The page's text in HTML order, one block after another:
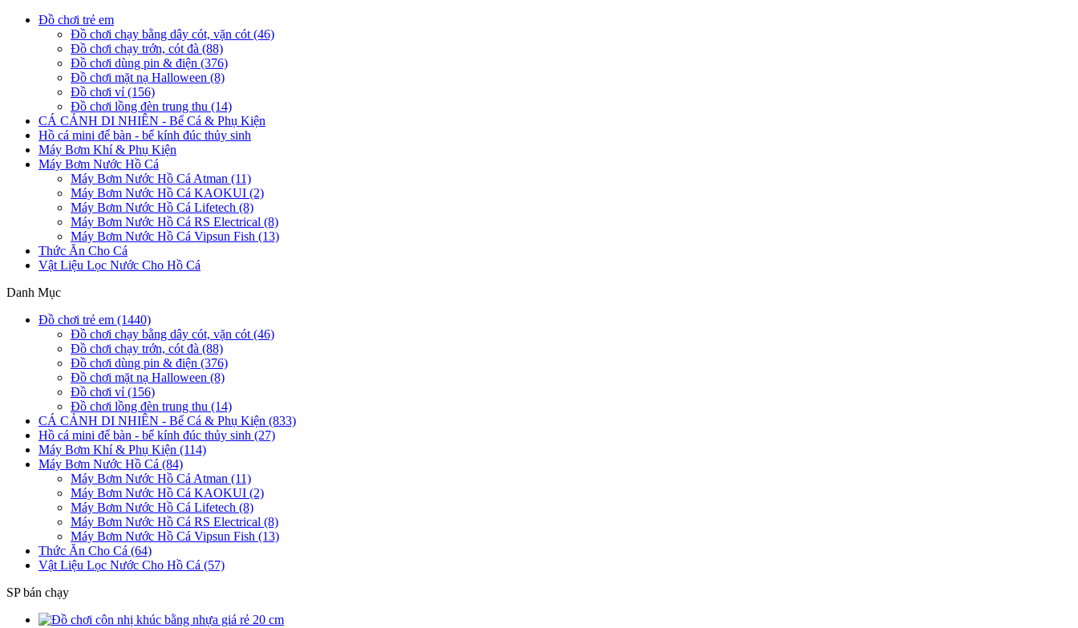
Đồ chơi trẻ em
Đồ chơi chạy bằng dây cót, vặn cót (46)
Đồ chơi chạy trớn, cót đà (88)
Đồ chơi dùng pin & điện (376)
Đồ chơi mặt nạ Halloween (8)
Đồ chơi vỉ (156)
Đồ chơi lồng đèn trung thu (14)
CÁ CẢNH DI NHIÊN - Bể Cá & Phụ Kiện
Hồ cá mini để bàn - bể kính đúc thủy sinh
Máy Bơm Khí & Phụ Kiện
Máy Bơm Nước Hồ Cá
Máy Bơm Nước Hồ Cá Atman (11)
Máy Bơm Nước Hồ Cá KAOKUI (2)
Máy Bơm Nước Hồ Cá Lifetech (8)
Máy Bơm Nước Hồ Cá RS Electrical (8)
Máy Bơm Nước Hồ Cá Vipsun Fish (13)
Thức Ăn Cho Cá
Vật Liệu Lọc Nước Cho Hồ Cá
Danh Mục
Đồ chơi trẻ em (1440)
Đồ chơi chạy bằng dây cót, vặn cót (46)
Đồ chơi chạy trớn, cót đà (88)
Đồ chơi dùng pin & điện (376)
Đồ chơi mặt nạ Halloween (8)
Đồ chơi vỉ (156)
Đồ chơi lồng đèn trung thu (14)
CÁ CẢNH DI NHIÊN - Bể Cá & Phụ Kiện (833)
Hồ cá mini để bàn - bể kính đúc thủy sinh (27)
Máy Bơm Khí & Phụ Kiện (114)
Máy Bơm Nước Hồ Cá (84)
Máy Bơm Nước Hồ Cá Atman (11)
Máy Bơm Nước Hồ Cá KAOKUI (2)
Máy Bơm Nước Hồ Cá Lifetech (8)
Máy Bơm Nước Hồ Cá RS Electrical (8)
Máy Bơm Nước Hồ Cá Vipsun Fish (13)
Thức Ăn Cho Cá (64)
Vật Liệu Lọc Nước Cho Hồ Cá (57)
SP bán chạy